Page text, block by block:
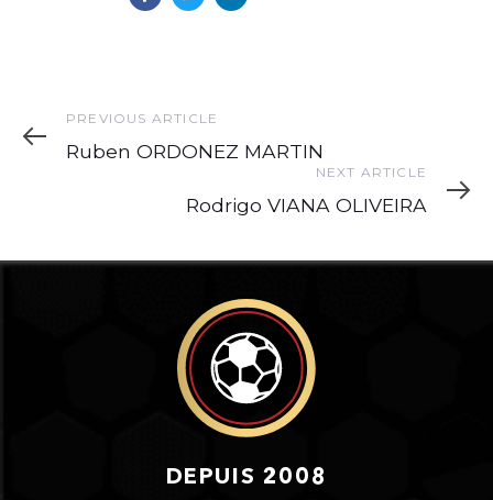
Previous
Article
PREVIOUS ARTICLE
Ruben ORDONEZ MARTIN
Article
NEXT ARTICLE
Rodrigo VIANA OLIVEIRA
DEPUIS 2008